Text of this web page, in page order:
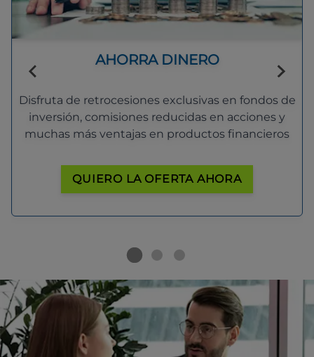
AHORRA DINERO
Disfruta de retrocesiones exclusivas en fondos de
inversión, comisiones reducidas en acciones y
muchas más ventajas en productos financieros
QUIERO LA OFERTA AHORA